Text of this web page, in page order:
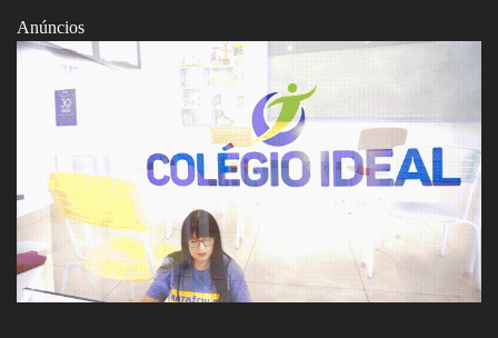
Anúncios